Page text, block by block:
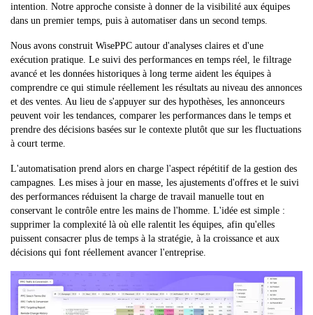
intention. Notre approche consiste à donner de la visibilité aux équipes
dans un premier temps, puis à automatiser dans un second temps.
Nous avons construit WisePPC autour d'analyses claires et d'une
exécution pratique. Le suivi des performances en temps réel, le filtrage
avancé et les données historiques à long terme aident les équipes à
comprendre ce qui stimule réellement les résultats au niveau des annonces
et des ventes. Au lieu de s'appuyer sur des hypothèses, les annonceurs
peuvent voir les tendances, comparer les performances dans le temps et
prendre des décisions basées sur le contexte plutôt que sur les fluctuations
à court terme.
L'automatisation prend alors en charge l'aspect répétitif de la gestion des
campagnes. Les mises à jour en masse, les ajustements d'offres et le suivi
des performances réduisent la charge de travail manuelle tout en
conservant le contrôle entre les mains de l'homme. L'idée est simple :
supprimer la complexité là où elle ralentit les équipes, afin qu'elles
puissent consacrer plus de temps à la stratégie, à la croissance et aux
décisions qui font réellement avancer l'entreprise.